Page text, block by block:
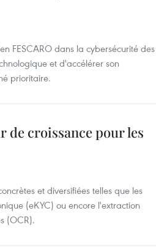
FESCARO dans la cybersécurité des
et d'accélérer son
prioritaire.
de croissance pour les
et diversifiées telles que les
(eKYC) ou encore l'extraction
(OCR).